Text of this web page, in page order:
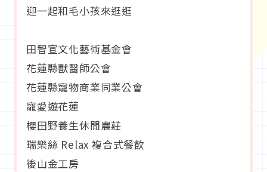
迎一起和毛小孩來逛逛
田智宣文化藝術基金會
花蓮縣獸醫師公會
花蓮縣寵物商業同業公會
寵愛遊花蓮
櫻田野養生休閒農莊
瑞樂絲 Relax 複合式餐飲
後山金工房